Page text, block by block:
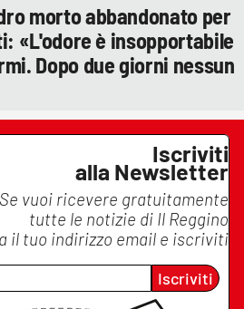
morto abbandonato per
«L'odore è insopportabile
Dopo due giorni nessun
Iscriviti
alla Newsletter
Se vuoi ricevere gratuitamente
tutte le notizie di Il Reggino
il tuo indirizzo email e iscriviti
Iscriviti